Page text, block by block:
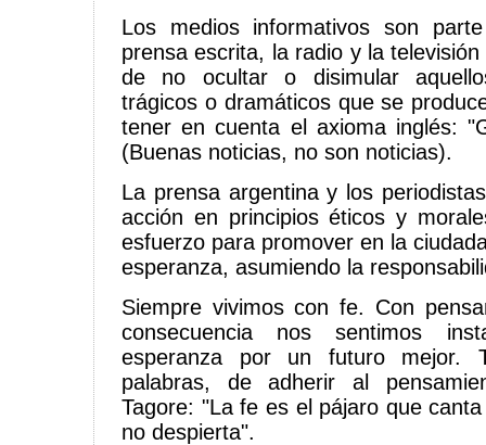
Los medios informativos son
prensa escrita, la radio y la
de no ocultar o disimular
trágicos o dramáticos que se
tener en cuenta el axioma inglés:
(Buenas noticias, no son noticias).
La prensa argentina y los
acción en principios éticos y
esfuerzo para promover en la
esperanza, asumiendo la
Siempre vivimos con fe. Con
consecuencia nos sentimos
esperanza por un futuro mejor.
palabras, de adherir al
Tagore: "La fe es el pájaro que
no despierta".